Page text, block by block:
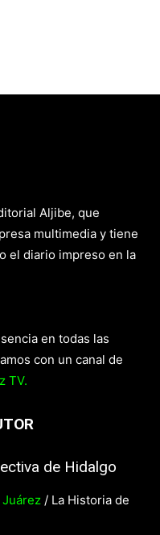
Aljibe, que
multimedia y tiene
el diario impreso en la
en todas las
con un canal de
TV.
de Hidalgo
Juárez / La Historia de